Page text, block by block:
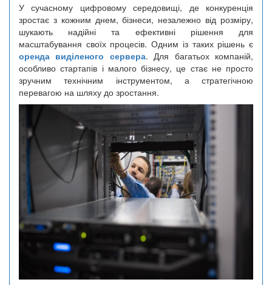
У сучасному цифровому середовищі, де конкуренція
зростає з кожним днем, бізнеси, незалежно від розміру,
шукають надійні та ефективні рішення для
масштабування своїх процесів. Одним із таких рішень є
оренда виділеного сервера. Для багатьох компаній,
особливо стартапів і малого бізнесу, це стає не просто
зручним технічним інструментом, а стратегічною
перевагою на шляху до зростання.